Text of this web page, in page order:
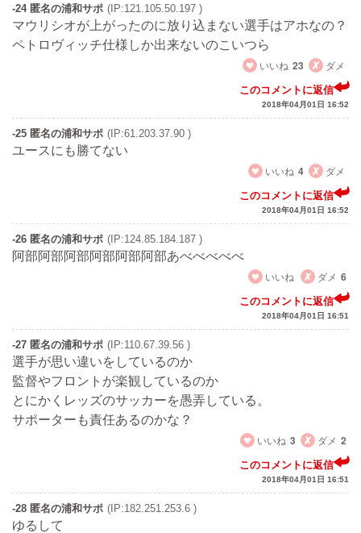
-24 匿名の浦和サポ (IP:121.105.50.197 )
マウリシオが上がったのに放り込まない選手はアホなの？
ペトロヴィッチ仕様しか出来ないのこいつら
いいね 23 ダメ
このコメントに返信
2018年04月01日 16:52
-25 匿名の浦和サポ (IP:61.203.37.90 )
ユースにも勝てない
いいね 4 ダメ
このコメントに返信
2018年04月01日 16:52
-26 匿名の浦和サポ (IP:124.85.184.187 )
阿部阿部阿部阿部阿部阿部あべべべべべ
いいね
ダメ 6
このコメントに返信
2018年04月01日 16:51
-27 匿名の浦和サポ (IP:110.67.39.56 )
選手が思い違いをしているのか
監督やフロントが楽観しているのか
とにかくレッズのサッカーを愚弄している。
サポーターも責任あるのかな？
いいね 3 ダメ 2
このコメントに返信
2018年04月01日 16:51
-28 匿名の浦和サポ (IP:182.251.253.6 )
ゆるして